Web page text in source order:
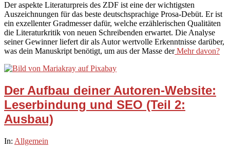
02
Der aspekte Literaturpreis des ZDF ist eine der wichtigsten
Auszeichnungen für das beste deutschsprachige Prosa-Debüt. Er ist
ein exzellenter Gradmesser dafür, welche erzählerischen Qualitäten
die Literaturkritik von neuen Schreibenden erwartet. Die Analyse
seiner Gewinner liefert dir als Autor wertvolle Erkenntnisse darüber,
was dein Manuskript benötigt, um aus der Masse derMehr davon?
Der Aufbau deiner Autoren-Website:
Leserbindung und SEO (Teil 2:
Ausbau)
2026-
In: Allgemein